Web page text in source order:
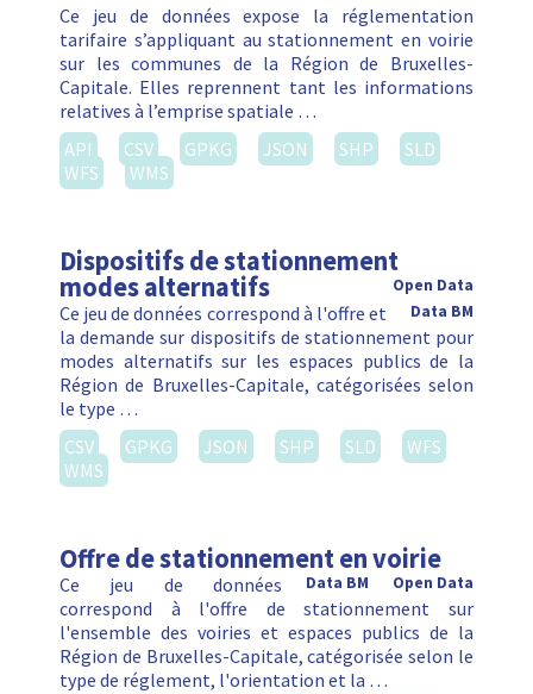
Ce jeu de données expose la réglementation
tarifaire s’appliquant au stationnement en voirie
sur les communes de la Région de Bruxelles-
Capitale. Elles reprennent tant les informations
relatives à l’emprise spatiale …
API
CSV GPKG JSON SHP
SLD
WFS
WMS
Dispositifs de stationnement
modes alternatifs
Open Data
Data BM
Ce jeu de données correspond à l'offre et
la demande sur dispositifs de stationnement pour
modes alternatifs sur les espaces publics de la
Région de Bruxelles-Capitale, catégorisées selon
le type …
CSV
GPKG JSON SHP SLD
WFS
WMS
Offre de stationnement en voirie
Open Data
Data BM
Ce jeu de données
correspond à l'offre de stationnement sur
l'ensemble des voiries et espaces publics de la
Région de Bruxelles-Capitale, catégorisée selon le
type de réglement, l'orientation et la …